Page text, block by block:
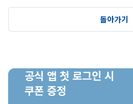
돌아가기
공식 앱 첫 로그인 시
쿠폰 증정